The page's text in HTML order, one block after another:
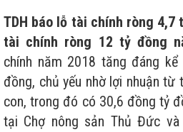
TDH báo lỗ tài chính ròng 4,7
tài chính ròng 12 tỷ đồng
chính năm 2018 tăng đáng
đồng, chủ yếu nhờ lợi nhuận
con, trong đó có 30,6 đồng tỷ
tại Chợ nông sản Thủ Đức